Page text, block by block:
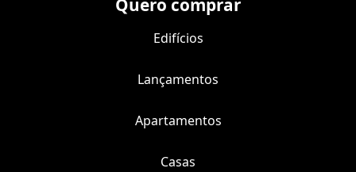
Quero comprar
Edifícios
Lançamentos
Apartamentos
Casas